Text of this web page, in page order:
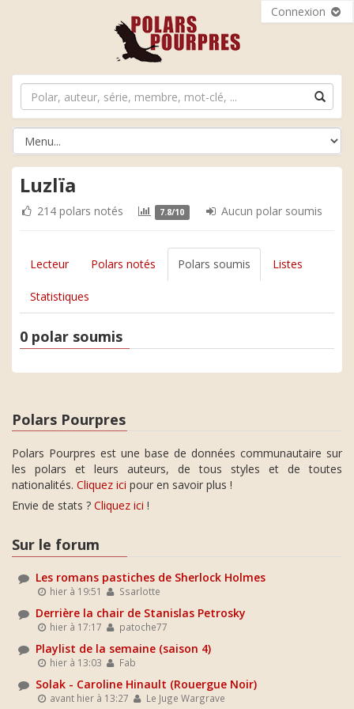
Connexion
Luzlïa
214 polars notés 7.8/10 Aucun polar soumis
Lecteur Polars notés Polars soumis Listes
Statistiques
0 polar soumis
Polars Pourpres
Polars Pourpres est une base de données communautaire sur
les polars et leurs auteurs, de tous styles et de toutes
nationalités. Cliquez ici pour en savoir plus !
Envie de stats ? Cliquez ici !
Sur le forum
Les romans pastiches de Sherlock Holmes
hier à 19:51 Ssarlotte
Derrière la chair de Stanislas Petrosky
hier à 17:17 patoche77
Playlist de la semaine (saison 4)
hier à 13:03 Fab
Solak - Caroline Hinault (Rouergue Noir)
avant hier à 13:27 Le Juge Wargrave